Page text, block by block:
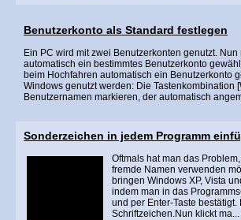
Benutzerkonto als Standard festlegen
Ein PC wird mit zwei Benutzerkonten genutzt.
automatisch ein bestimmtes Benutzerkonto
beim Hochfahren automatisch ein Benutzerkonto
Windows genutzt werden: Die
Benutzernamen markieren, der automatisch
Sonderzeichen in jedem Programm
Oftmals hat man das
fremde Namen verwenden
bringen Windows XP, Vista
indem man in das
und per Enter-Taste
Schriftzeichen.Nun klickt ma...